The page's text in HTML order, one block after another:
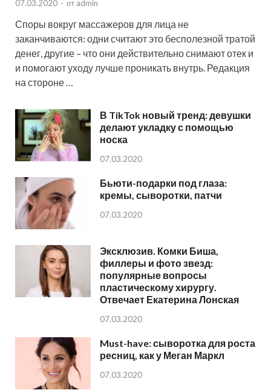
07.03.2020 - от admin
Споры вокруг массажеров для лица не
заканчиваются: одни считают это бесполезной тратой
денег, другие – что они действительно снимают отек и
и помогают уходу лучше проникать внутрь. Редакция
на стороне …
В TikTok новый тренд: девушки
делают укладку с помощью
носка
07.03.2020
Бьюти-подарки под глаза:
кремы, сыворотки, патчи
07.03.2020
Эксклюзив. Комки Биша,
филлеры и фото звезд:
популярные вопросы
пластическому хирургу.
Отвечает Екатерина Лонская
07.03.2020
Must-have: сыворотка для роста
ресниц, как у Меган Маркл
07.03.2020